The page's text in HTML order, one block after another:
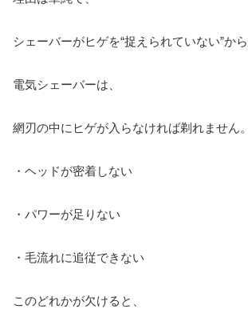
シェーバーがヒゲを“捉えられていない”から
電気シェーバーは、
網刃の中にヒゲが入らなければ剃れません。
・ヘッドが密着しない
・パワーが足りない
・毛流れに追従できない
このどれかが欠けると、